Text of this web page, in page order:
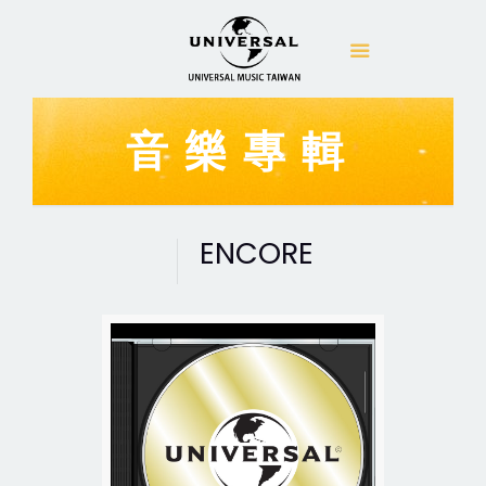
音樂專輯
ENCORE